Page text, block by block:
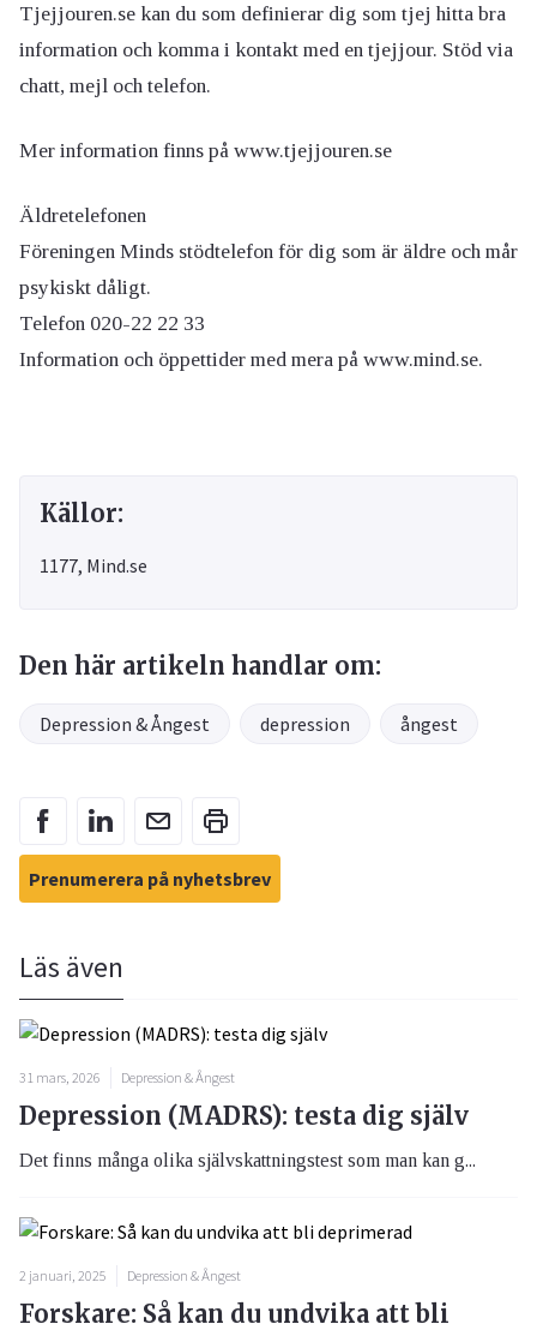
Tjejjouren.se kan du som definierar dig som tjej hitta bra
information och komma i kontakt med en tjejjour. Stöd via
chatt, mejl och telefon.
Mer information finns på www.tjejjouren.se
Äldretelefonen
Föreningen Minds stödtelefon för dig som är äldre och mår
psykiskt dåligt.
Telefon 020-22 22 33
Information och öppettider med mera på www.mind.se.
Källor:
1177, Mind.se
Den här artikeln handlar om:
Depression & Ångest depression ångest
Prenumerera på nyhetsbrev
Läs även
31 mars, 2026 Depression & Ångest
Depression (MADRS): testa dig själv
Det finns många olika självskattningstest som man kan g...
2 januari, 2025 Depression & Ångest
Forskare: Så kan du undvika att bli